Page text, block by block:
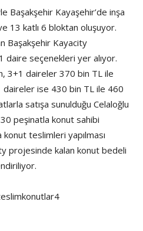
Başakşehir Kayaşehir’de inşa
13 katlı 6 bloktan oluşuyor.
Başakşehir Kayacity
seçenekleri yer alıyor.
3+1 daireler 370 bin TL ile
daireler ise 430 bin TL ile 460
satışa sunulduğu Celaloğlu
peşinatla konut sahibi
teslimleri yapılması
projesinde kalan konut bedeli